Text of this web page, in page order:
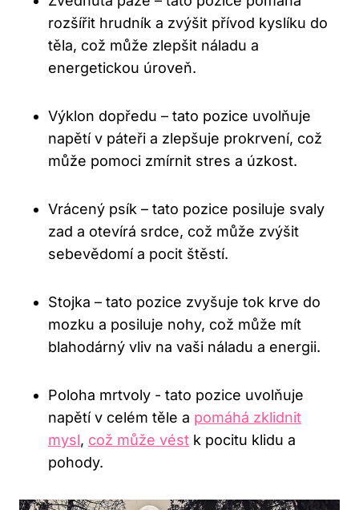
rozšířit hrudník a‍ zvýšit přívod⁤ kyslíku do
těla, což ‍může⁢ zlepšit náladu a
‍energetickou úroveň.
Výklon dopředu – tato pozice​ uvolňuje
napětí v páteři a zlepšuje prokrvení, což
může pomoci zmírnit stres a úzkost.
Vrácený psík – tato pozice ⁣posiluje svaly
zad a otevírá srdce, což může zvýšit⁢
sebevědomí a pocit štěstí.
Stojka – tato pozice zvyšuje tok krve do⁢
mozku a posiluje nohy, což může mít
blahodárný vliv na vaši náladu a energii.
Poloha⁢ mrtvoly ‌- tato pozice uvolňuje
napětí v celém těle a pomáhá zklidnit
mysl, což může vést k pocitu ⁤klidu a
pohody.